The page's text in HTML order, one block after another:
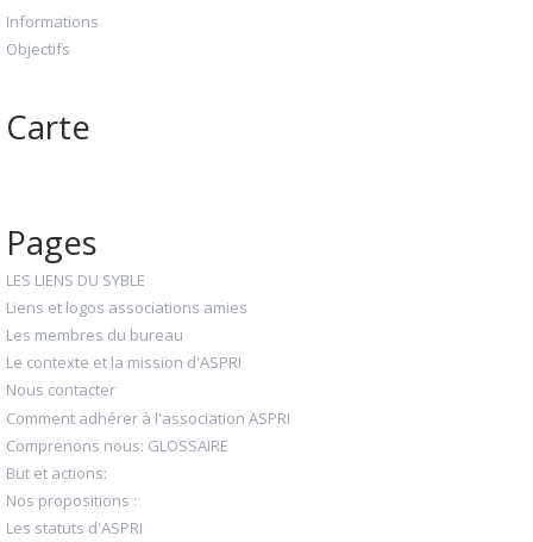
Informations
Objectifs
Carte
Pages
LES LIENS DU SYBLE
Liens et logos associations amies
Les membres du bureau
Le contexte et la mission d'ASPRI
Nous contacter
Comment adhérer à l'association ASPRI
Comprenons nous: GLOSSAIRE
But et actions:
Nos propositions :
Les statuts d'ASPRI